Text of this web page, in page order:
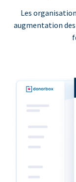
Les
augmentation des